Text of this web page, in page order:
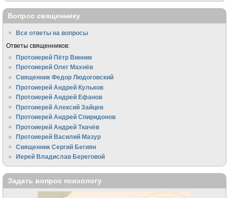
Вопрос священнику
Все ответы на вопросы
Ответы священников:
Протоиерей Пётр Винник
Протоиерей Олег Махнёв
Священник Федор Людоговский
Протоиерей Андрей Кульков
Протоиерей Андрей Ефанов
Протоиерей Алексий Зайцев
Протоиерей Андрей Спиридонов
Протоиерей Андрей Ткачёв
Протоиерей Василий Мазур
Священник Сергий Бегиян
Иерей Владислав Береговой
Задать вопрос психологу